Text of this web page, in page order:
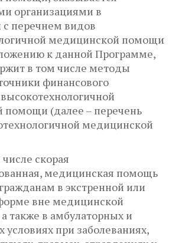
организациями в
с перечнем видов
медицинской помощи
к данной Программе,
в том числе методы
финансового
помощи (далее – перечень
медицинской
скорая
медицинская помощь
в экстренной или
вне медицинской
также в амбулаторных и
условиях при заболеваниях,